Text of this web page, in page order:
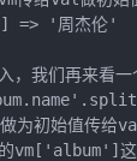
=> '周杰伦'
，我们再来看一
为初始值传给
vm['album']这